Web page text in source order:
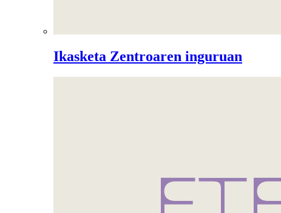
Ikasketa Zentroaren inguruan